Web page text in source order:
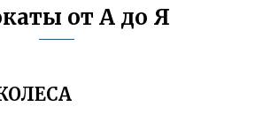
от А до Я